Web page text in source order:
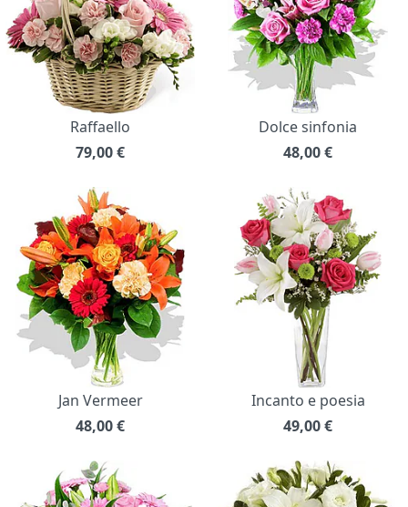
Raffaello
79,00€
Dolce sinfonia
48,00€
Jan Vermeer
48,00€
Incanto e poesia
49,00€